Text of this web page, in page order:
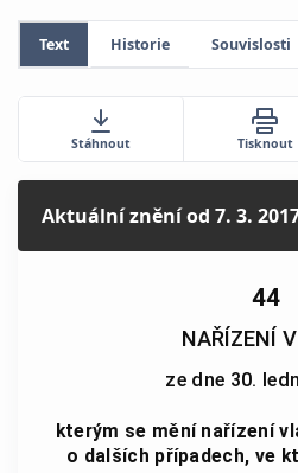
Text Historie Souvislosti
Stáhnout Tisknout
Aktuální zněníod 7. 3.
44
NAŘÍZENÍ
ze dne 30.
kterým se mění nařízení
o dalších případech, ve